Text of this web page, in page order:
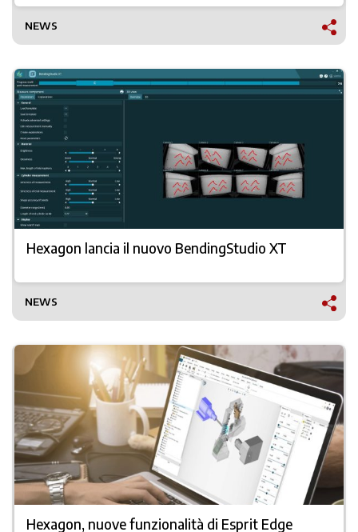
NEWS
Hexagon lancia il nuovo BendingStudio XT
NEWS
Hexagon, nuove funzionalità di Esprit Edge